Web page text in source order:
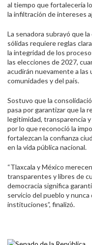
al tiempo que fortalecería
la infiltración de intereses
La senadora subrayó que
sólidas requiere reglas
la integridad de los
las elecciones de 2027,
acudirán nuevamente a las
comunidades y del país.
Sostuvo que la
pasa por garantizar que la
legitimidad, transparencia
por lo que reconoció la
fortalezcan la confianza
en la vida pública nacional.
“Tlaxcala y México
transparentes y libres de
democracia significa
servicio del pueblo y
instituciones”, finalizó.